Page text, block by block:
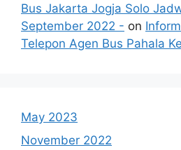
Bus Jakarta Jogja Solo
September 2022 - on
Telepon Agen Bus Pahala
May 2023
November 2022